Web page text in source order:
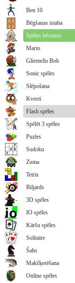
Ben 10
Bēgšanas istaba
Spēles bērniem
Mario
Gliemežu Bob
Sonic spēles
Slēpošana
Kvesti
Flash spēles
Spēlēt 3 spēles
Puzles
Sudoku
Zuma
Tetris
Biljards
3D spēles
IO spēles
Kāršu spēles
Solitaire
Šahs
Makšķerēšana
Online spēles